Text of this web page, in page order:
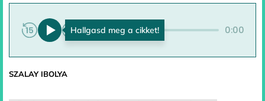
0:00 0:00
SZALAY IBOLYA